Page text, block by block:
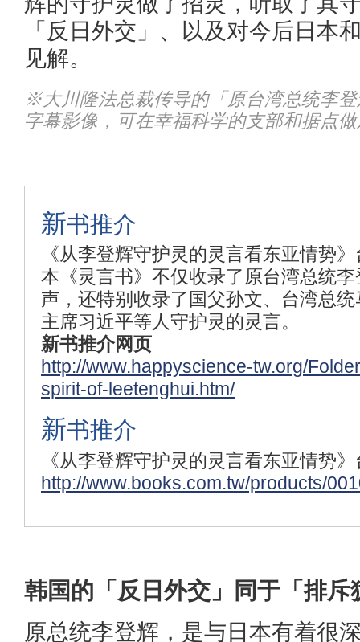
「反日外交」、以及对今后日本
见解。
※大川隆法总裁传导的「原台湾总统李
字幕影像，可在幸福科学的支部和据点
新书推介
《从李登辉守护灵的灵言看东亚情势
本《灵言书》不仅收录了原台湾总统
声，还特别收录了国父孙文、台湾总
主席习近平等人守护灵的灵言。
新书推介网页
http://www.happyscience-tw.org/
spirit-of-leetenghui.htm/
新书推介
《从李登辉守护灵的灵言看东亚情势
http://www.books.com.tw/products/
韩国的「反日外交」同于「排斥
原总统李登辉，是与日本有着很